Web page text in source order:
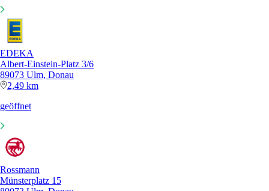
EDEKA
Albert-Einstein-Platz 3/6
89073 Ulm, Donau
2,49 km
geöffnet
Rossmann
Münsterplatz 15